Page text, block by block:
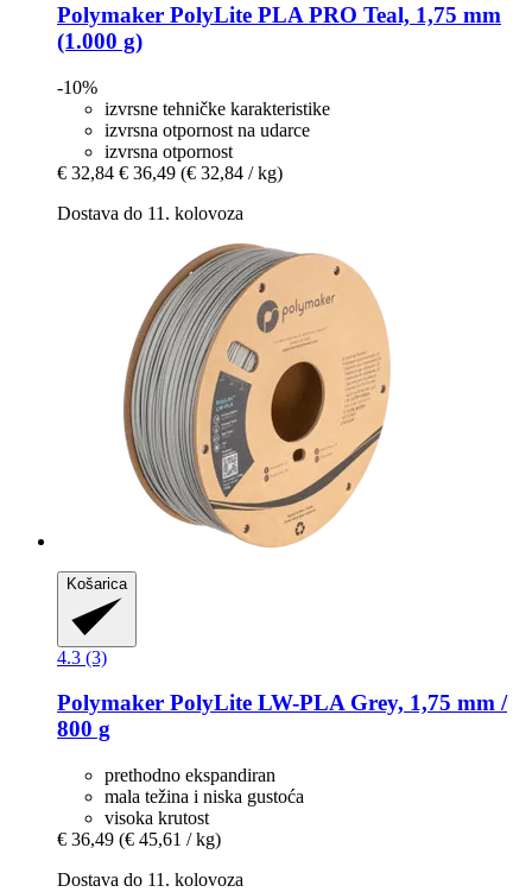
Polymaker PolyLite PLA PRO Teal, 1,75 mm
(1.000 g)
-10%
izvrsne tehničke karakteristike
izvrsna otpornost na udarce
izvrsna otpornost
€ 32,84 € 36,49 (€ 32,84 / kg)
Dostava do 11. kolovoza
Košarica
4.3 (3)
Polymaker PolyLite LW-​PLA Grey, 1,75 mm /
800 g
prethodno ekspandiran
mala težina i niska gustoća
visoka krutost
€ 36,49 (€ 45,61 / kg)
Dostava do 11. kolovoza